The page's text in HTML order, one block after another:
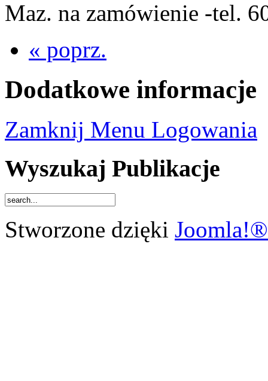
Maz. na zamówienie -tel.
« poprz.
Dodatkowe informacje
Zamknij Menu Logowania
Wyszukaj Publikacje
Stworzone dzięki Joomla!®